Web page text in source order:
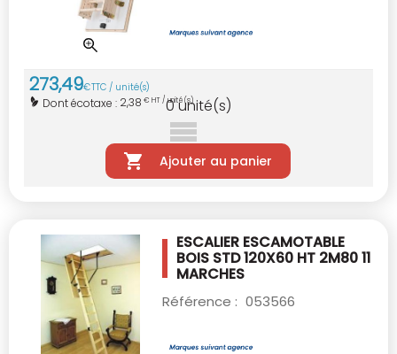
273,49€TTC / unité(s)
Dont écotaxe : 2,38 € HT / unité(s)
0unité(s)
Ajouter au panier
ESCALIER ESCAMOTABLE
BOIS STD 120X60 HT 2M80 11
MARCHES
Référence : 053566